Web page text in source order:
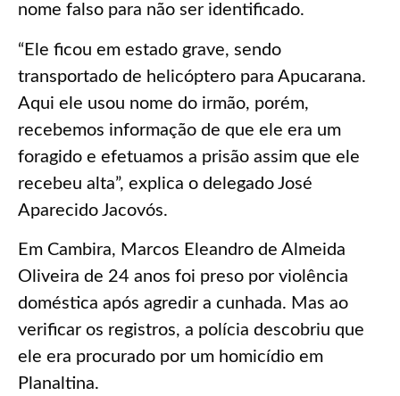
nome falso para não ser identificado.
“Ele ficou em estado grave, sendo
transportado de helicóptero para Apucarana.
Aqui ele usou nome do irmão, porém,
recebemos informação de que ele era um
foragido e efetuamos a prisão assim que ele
recebeu alta”, explica o delegado José
Aparecido Jacovós.
Em Cambira, Marcos Eleandro de Almeida
Oliveira de 24 anos foi preso por violência
doméstica após agredir a cunhada. Mas ao
verificar os registros, a polícia descobriu que
ele era procurado por um homicídio em
Planaltina.